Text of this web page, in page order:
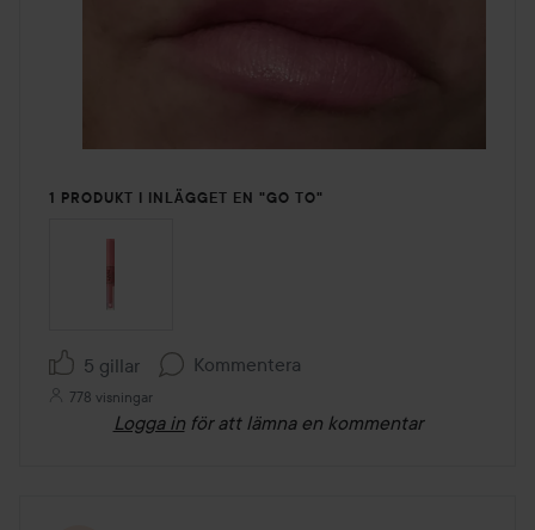
1 PRODUKT I INLÄGGET EN "GO TO"
5 gillar Kommentera
778 visningar
Logga in för att lämna en kommentar